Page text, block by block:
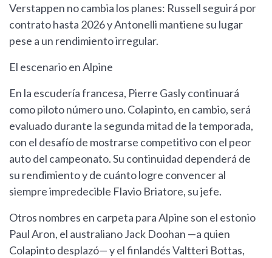
Verstappen no cambia los planes: Russell seguirá por
contrato hasta 2026 y Antonelli mantiene su lugar
pese a un rendimiento irregular.
El escenario en Alpine
En la escudería francesa, Pierre Gasly continuará
como piloto número uno. Colapinto, en cambio, será
evaluado durante la segunda mitad de la temporada,
con el desafío de mostrarse competitivo con el peor
auto del campeonato. Su continuidad dependerá de
su rendimiento y de cuánto logre convencer al
siempre impredecible Flavio Briatore, su jefe.
Otros nombres en carpeta para Alpine son el estonio
Paul Aron, el australiano Jack Doohan —a quien
Colapinto desplazó— y el finlandés Valtteri Bottas,